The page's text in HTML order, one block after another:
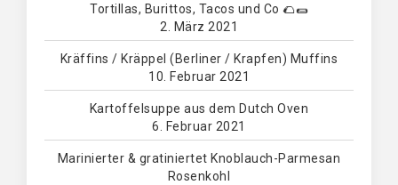
Tortillas, Burittos, Tacos und Co 🌮🌯
2. März 2021
Kräffins / Kräppel (Berliner / Krapfen) Muffins
10. Februar 2021
Kartoffelsuppe aus dem Dutch Oven
6. Februar 2021
Marinierter & gratiniertet Knoblauch-Parmesan
Rosenkohl